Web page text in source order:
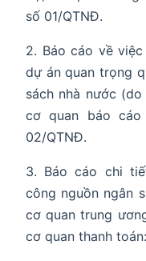
số 01/QTNĐ.
2. Báo cáo về
dự án quan trọng
sách nhà nước
cơ quan báo
02/QTNĐ.
3. Báo cáo chi
công nguồn ngân
cơ quan trung
cơ quan thanh